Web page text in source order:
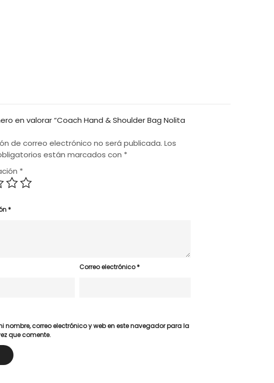
en valorar “Coach Hand & Shoulder Bag Nolita
de correo electrónico no será publicada. Los
están marcados con *
*
*
Correo electrónico*
nombre, correo electrónico y web en este navegador para la
que comente.